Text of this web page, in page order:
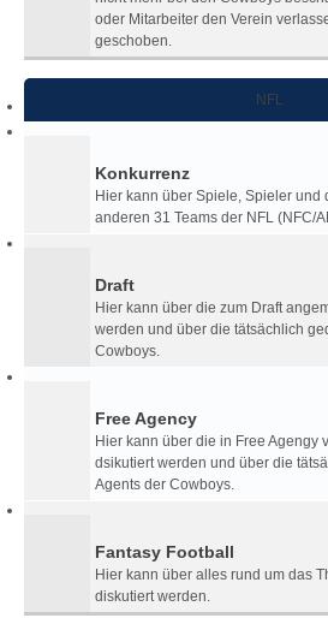
oder Mitarbeiter den Verein
geschoben.
NFL
Konkurrenz
Hier kann über Spiele, Spieler und
anderen 31 Teams der NFL (NFC/
Draft
Hier kann über die zum Draft
werden und über die tätsächlich
Cowboys.
Free Agency
Hier kann über die in Free Agengy
dsikutiert werden und über die
Agents der Cowboys.
Fantasy Football
Hier kann über alles rund um das
diskutiert werden.